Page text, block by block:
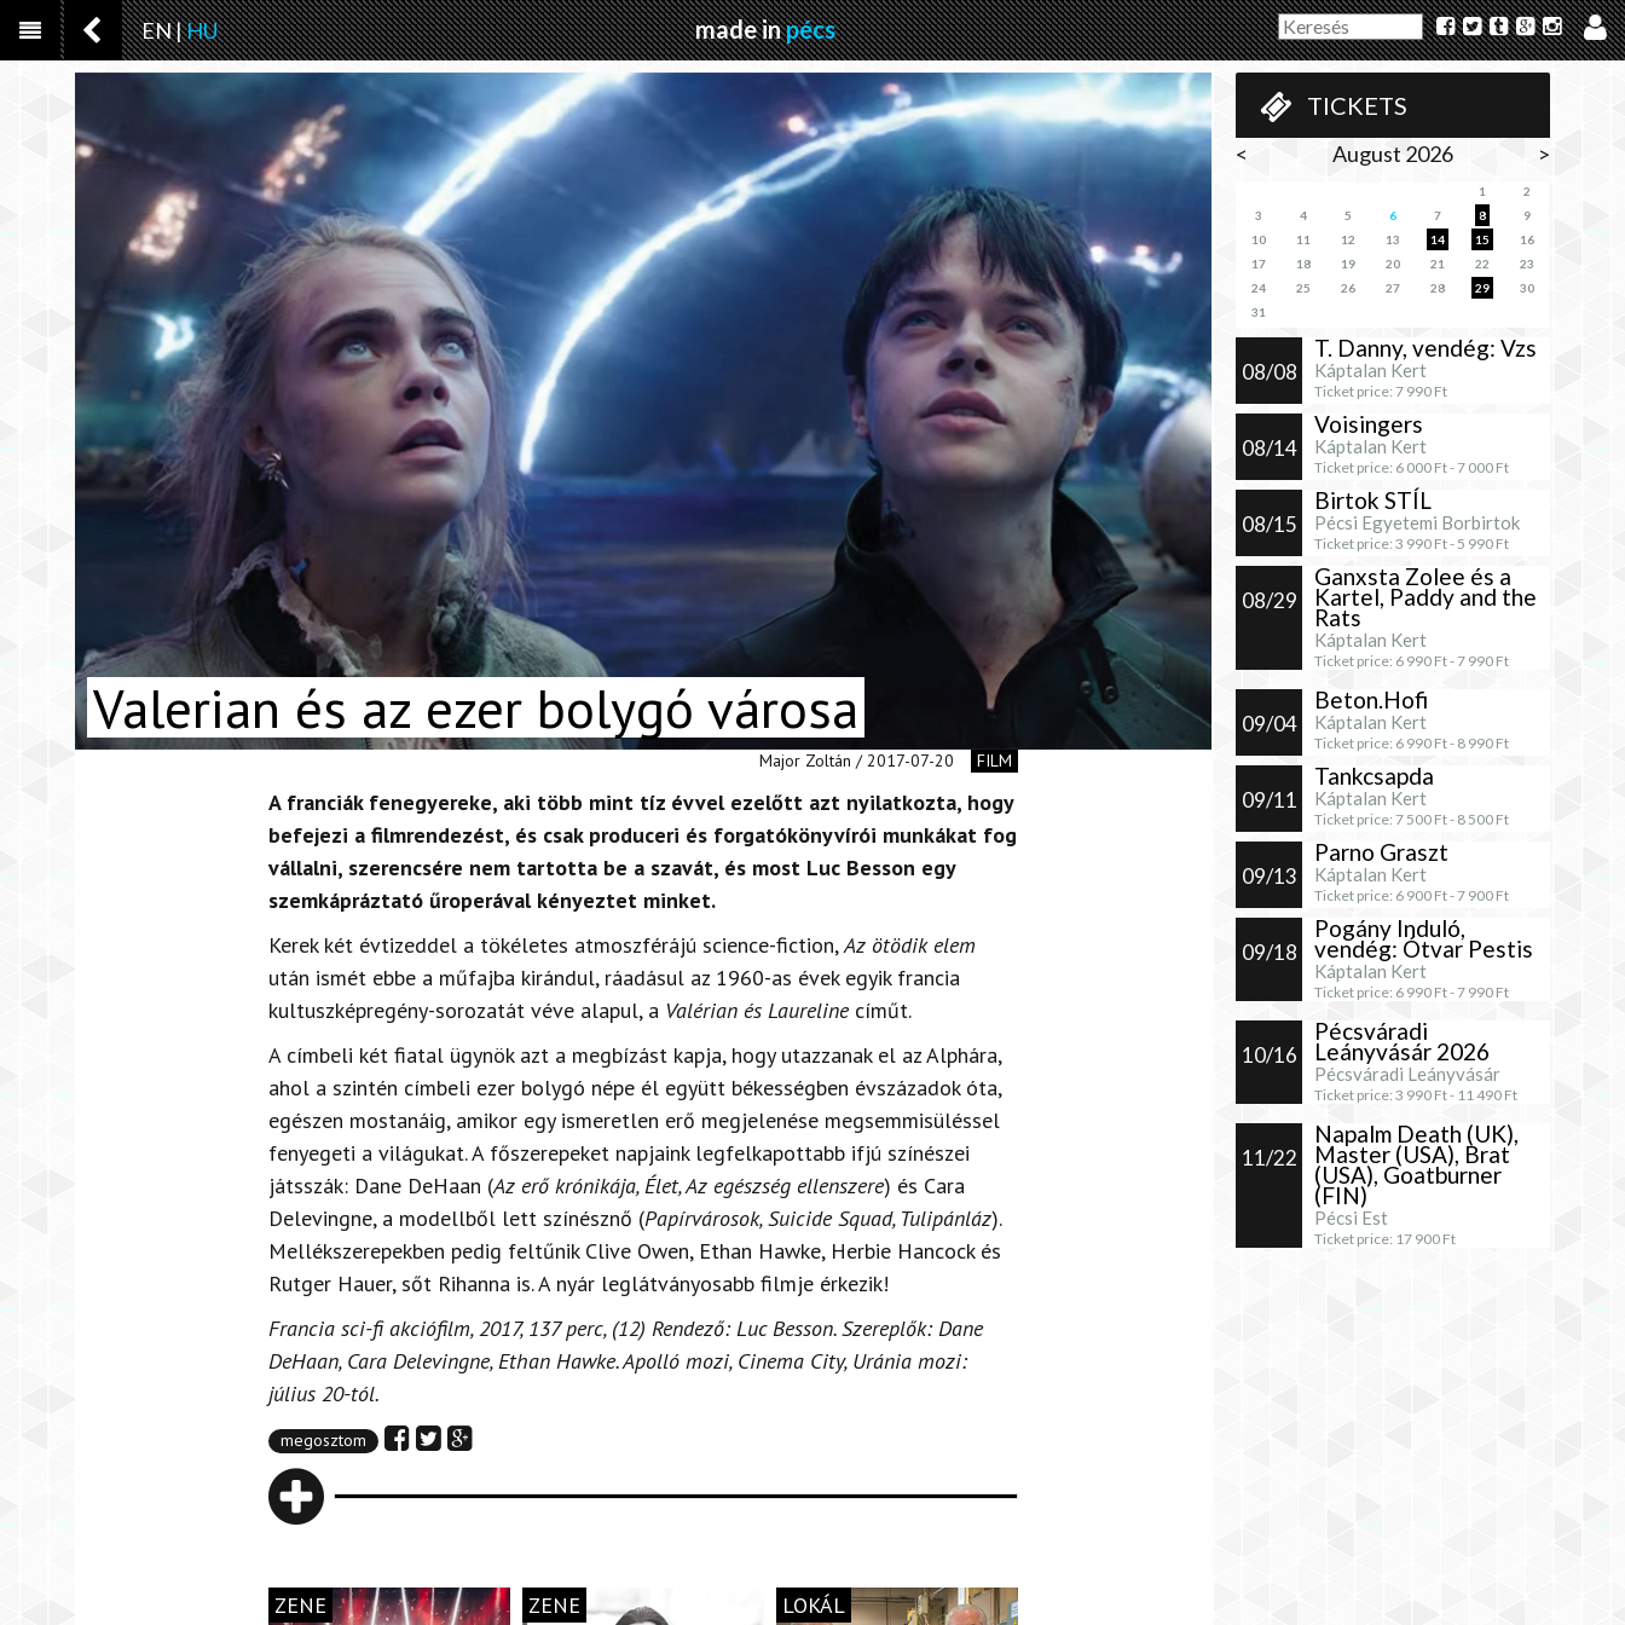
EN|HU made inpécs
TICKETS
< August 2026 >
1
2
3
4 5 6 7 8
9
10
11 12 13 14 15
16
17
18 19 20 21 22
23
24
25 26 27 28 29
30
31
08/08
T. Danny, vendég: Vzs
Káptalan Kert
Ticket price: 7 990 Ft
08/14
Voisingers
Káptalan Kert
Ticket price: 6 000 Ft -7 000 Ft
08/15
Birtok STÍL
Pécsi Egyetemi Borbirtok
Ticket price: 3 990 Ft - 5 990 Ft
08/29
Ganxsta Zolee és a
Kartel, Paddy and the
Rats
Káptalan Kert
Ticket price: 6 990 Ft -7 990 Ft
09/04
Beton.Hofi
Káptalan Kert
Ticket price: 6 990 Ft - 8 990 Ft
09/11
Tankcsapda
Káptalan Kert
Ticket price: 7 500 Ft - 8 500 Ft
09/13
Parno Graszt
Káptalan Kert
Ticket price: 6 900 Ft -7 900 Ft
09/18
Pogány Induló,
vendég: Ótvar Pestis
Káptalan Kert
Ticket price: 6 990 Ft -7 990 Ft
10/16
Pécsváradi
Leányvásár 2026
Pécsváradi Leányvásár
Ticket price: 3 990 Ft - 11 490 Ft
11/22
Napalm Death (UK),
Master (USA), Brat
(USA), Goatburner
(FIN)
Pécsi Est
Ticket price: 17 900 Ft
Valerian és az ezer bolygó városa
Major Zoltán / 2017-07-20 FILM
A franciák fenegyereke, aki több mint tíz évvel ezelőtt azt nyilatkozta, hogy
befejezi a filmrendezést, és csak produceri és forgatókönyvírói munkákat fog
vállalni, szerencsére nem tartotta be a szavát, és most Luc Besson egy
szemkápráztató űroperával kényeztet minket.
Kerek két évtizeddel a tökéletes atmoszférájú science-fiction,Az ötödik elem
után ismét ebbe a műfajba kirándul, ráadásul az 1960-as évek egyik francia
kultuszképregény-sorozatát véve alapul, a Valérian és Laurelinecíműt.
A címbeli két fiatal ügynök azt a megbízást kapja, hogy utazzanak el az Alphára,
ahol a szintén címbeli ezer bolygó népe él együtt békességben évszázadok óta,
egészen mostanáig, amikor egy ismeretlen erő megjelenése megsemmisüléssel
fenyegeti a világukat. A főszerepeket napjaink legfelkapottabb ifjú színészei
játsszák: Dane DeHaan (Az erő krónikája, Élet, Az egészség ellenszere) és Cara
Delevingne, a modellből lett színésznő (Papírvárosok, Suicide Squad, Tulipánláz).
Mellékszerepekben pedig feltűnik Clive Owen, Ethan Hawke, Herbie Hancock és
Rutger Hauer, sőt Rihanna is. A nyár leglátványosabb filmje érkezik!
Francia sci-fi akciófilm, 2017, 137 perc, (12) Rendező: Luc Besson. Szereplők: Dane
DeHaan, Cara Delevingne, Ethan Hawke. Apolló mozi, Cinema City, Uránia mozi:
július 20-tól.
megosztom
ZENE ZENE LOKÁL